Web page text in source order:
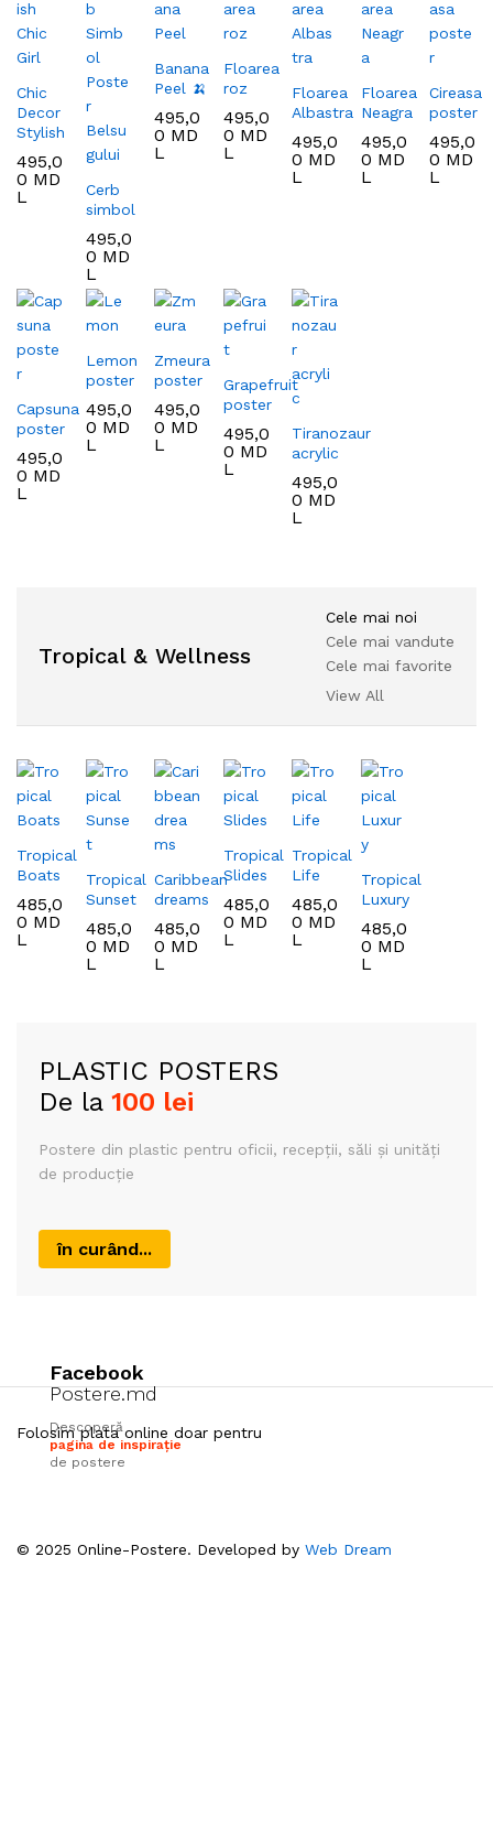
Chic
Decor
Stylish
495,0
0 MD
L
Cerb
simbol
495,0
0 MD
L
Banana
Peel 🍌
495,0
0 MD
L
Floarea
roz
495,0
0 MD
L
Floarea
Albastra
495,0
0 MD
L
Floarea
Neagra
495,0
0 MD
L
Cireasa
poster
495,0
0 MD
L
Capsuna
poster
495,0
0 MD
L
Lemon
poster
495,0
0 MD
L
Zmeura
poster
495,0
0 MD
L
Grapefruit
poster
495,0
0 MD
L
Tiranozaur
acrylic
495,0
0 MD
L
Tropical & Wellness
Cele mai noi
Cele mai vandute
Cele mai favorite
View All
Tropical
Boats
485,0
0 MD
L
Tropical
Sunset
485,0
0 MD
L
Caribbean
dreams
485,0
0 MD
L
Tropical
Slides
485,0
0 MD
L
Tropical
Life
485,0
0 MD
L
Tropical
Luxury
485,0
0 MD
L
PLASTIC POSTERS
De la 100 lei
Postere din plastic pentru oficii, recepții, săli și unități
de producție
în curând...
Facebook
Postere.md
Descoperă
pagina de inspirație
de postere
© 2025 Online-Postere. Developed by Web Dream
Folosim plata online doar pentru